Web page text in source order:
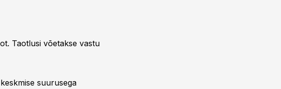
Taotlusi võetakse vastu
suurusega